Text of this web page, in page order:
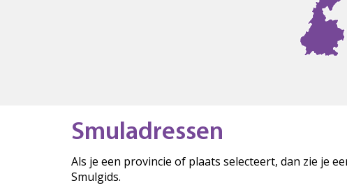
Smuladressen
Als je een provincie of plaats selecteert, dan zie je
Smulgids.